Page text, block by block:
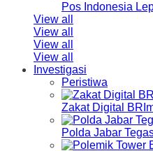
Pos Indonesia
View all
View all
View all
View all
Investigasi
Peristiwa
Zakat Digital
Polda Jabar